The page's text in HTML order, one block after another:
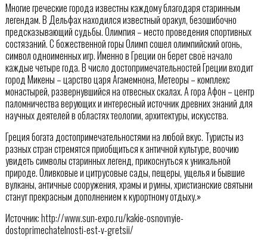
Многие греческие города известны каждому благодаря старинным
легендам. В Дельфах находился известный оракул, безошибочно
предсказывающий судьбы. Олимпия – место проведения спортивных
состязаний. С божественной горы Олимп сошел олимпийский огонь,
символ одноименных игр. Именно в Греции он берет своё начало
каждые четыре года. В число достопримечательностей Греции входит
город Микены – царство царя Агамемнона, Метеоры – комплекс
монастырей, развернувшийся на отвесных скалах. А гора Афон – центр
паломничества верующих и интересный источник древних знаний для
научных деятелей в областях теологии, архитектуры, искусства.
Греция богата достопримечательностями на любой вкус. Туристы из
разных стран стремятся приобщиться к античной культуре, воочию
увидеть символы старинных легенд, прикоснуться к уникальной
природе. Оливковые и цитрусовые сады, пещеры, ущелья и бывшие
вулканы, античные сооружения, храмы и руины, христианские святыни
станут прекрасным дополнением к курортному отдыху.»
Источник: http://www.sun-expo.ru/kakie-osnovnyie-
dostoprimechatelnosti-est-v-gretsii/